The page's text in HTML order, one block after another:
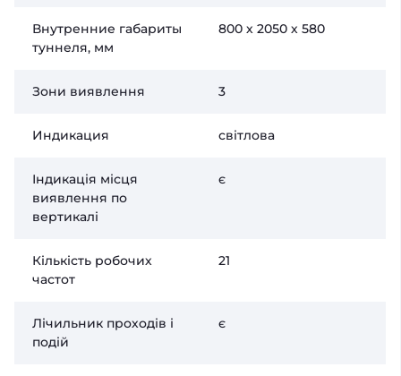
Внутренние габариты
туннеля, мм
800 х 2050 х 580
Зони виявлення 3
Индикация світлова
Індикація місця
виявлення по
вертикалі
є
Кількість робочих
частот
21
Лічильник проходів і
подій
є